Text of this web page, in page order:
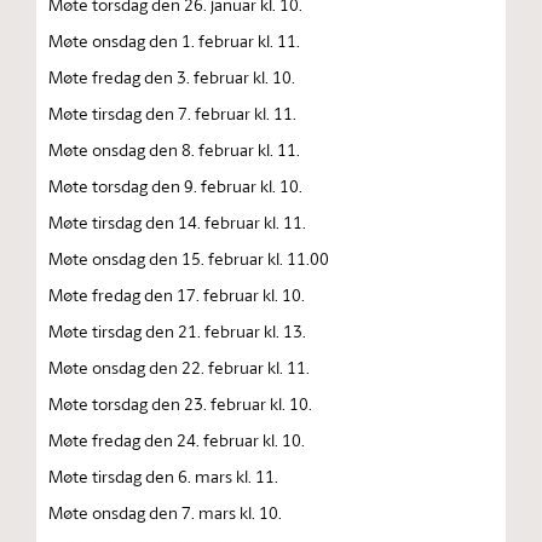
Møte onsdag den 1. februar kl. 11.
Møte fredag den 3. februar kl. 10.
Møte tirsdag den 7. februar kl. 11.
Møte onsdag den 8. februar kl. 11.
Møte torsdag den 9. februar kl. 10.
Møte tirsdag den 14. februar kl. 11.
Møte onsdag den 15. februar kl. 11.00
Møte fredag den 17. februar kl. 10.
Møte tirsdag den 21. februar kl. 13.
Møte onsdag den 22. februar kl. 11.
Møte torsdag den 23. februar kl. 10.
Møte fredag den 24. februar kl. 10.
Møte tirsdag den 6. mars kl. 11.
Møte onsdag den 7. mars kl. 10.